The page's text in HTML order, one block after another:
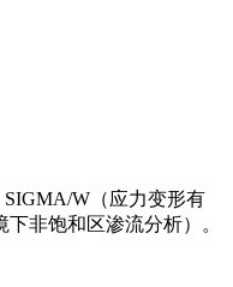
W（应力变形有
非饱和区渗流分析）。